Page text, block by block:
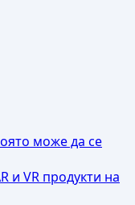
може да се
и VR продукти на